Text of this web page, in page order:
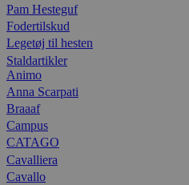
Pam Hesteguf
Fodertilskud
Legetøj til hesten
Staldartikler
Animo
Anna Scarpati
Braaaf
Campus
CATAGO
Cavalliera
Cavallo